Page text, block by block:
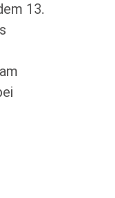
13.